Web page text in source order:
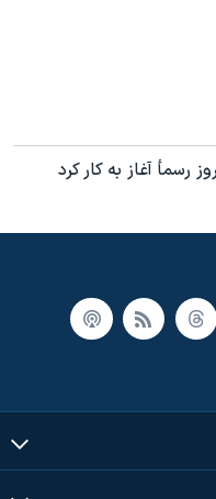
رسمأ آغاز به کار کرد